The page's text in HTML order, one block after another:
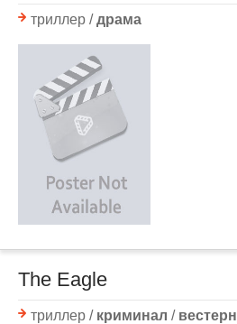
триллер /драма
The Eagle
триллер / криминал / вестерн